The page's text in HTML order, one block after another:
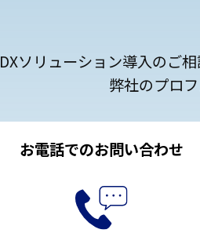
DXソリューション導入のご
弊社のプロ
お電話でのお問い合わせ